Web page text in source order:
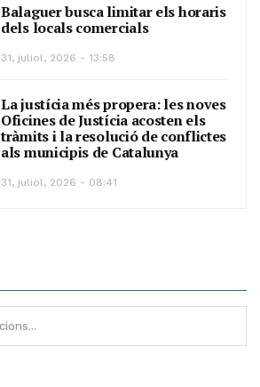
Balaguer busca limitar els horaris
dels locals comercials
31, juliol, 2026 - 13:58
La justícia més propera: les noves
Oficines de Justícia acosten els
tràmits i la resolució de conflictes
als municipis de Catalunya
31, juliol, 2026 - 08:41